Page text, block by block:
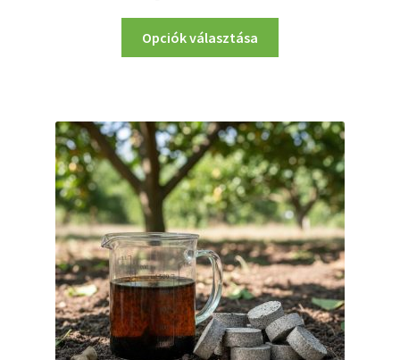
Opciók választása
van.
A
változatok
a
termékoldalon
választhatók
ki